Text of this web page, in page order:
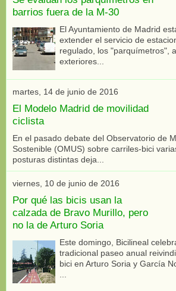
barrios fuera de la M-30
El Ayuntamiento de Madrid
extender el servicio de
regulado, los "parquímetros",
exteriores...
martes, 14 de junio de 2016
El Modelo Madrid de movilidad
ciclista
En el pasado debate del Observatorio de
Sostenible (OMUS) sobre carriles-bici
posturas distintas deja...
viernes, 10 de junio de 2016
Por qué las bicis usan la
calzada de Bravo Murillo, pero
no la de Arturo Soria
Este domingo, Bicilineal
tradicional paseo anual
bici en Arturo Soria y García